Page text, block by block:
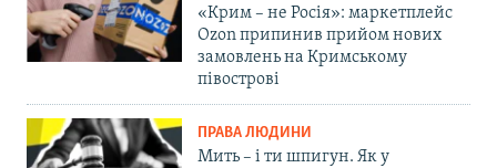
«Крим – не Росія»: маркетплейс
Ozon припинив прийом нових
замовлень на Кримському
півострові
ПРАВА ЛЮДИНИ
Мить – і ти шпигун. Як у